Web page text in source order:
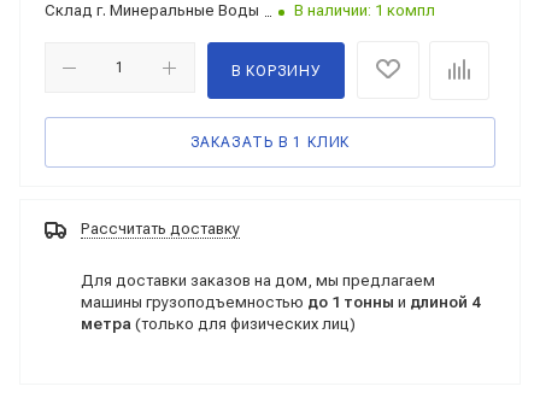
Склад г. Минеральные Воды В наличии: 1 компл
В КОРЗИНУ
ЗАКАЗАТЬ В 1 КЛИК
Рассчитать доставку
Для доставки заказов на дом, мы предлагаем
машины грузоподъемностью до 1 тонны и длиной 4
метра (только для физических лиц)